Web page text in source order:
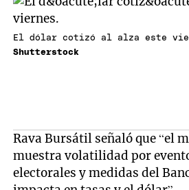
El dólar cotizó al alza este
Shutterstock
Rava Bursátil señaló que “el
muestra volatilidad por
electorales y medidas del